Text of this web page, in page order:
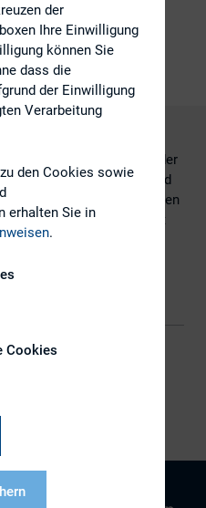
Publikationen
Themenschwerpunkt der
Dennoch sind
Segment im kommenden
Erkenntnisse liefert
der
Ihre Einwilligung
können Sie
dass die
der Einwilligung
Verarbeitung
den Cookies sowie
erhalten Sie in
.
Cookies